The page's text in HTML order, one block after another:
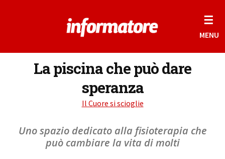
☰
MENU
La piscina che può dare
speranza
Il Cuore si scioglie
Uno spazio dedicato alla fisioterapia che
può cambiare la vita di molti